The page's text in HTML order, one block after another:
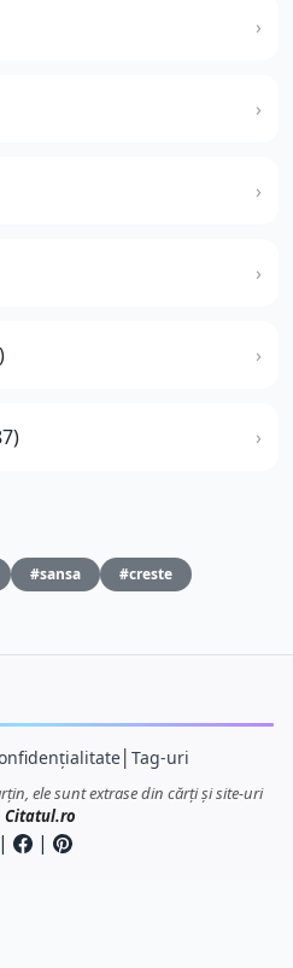
#sansa
#creste
│ Tag-uri
ele sunt extrase din cărți și site-uri
Citatul.ro
| |